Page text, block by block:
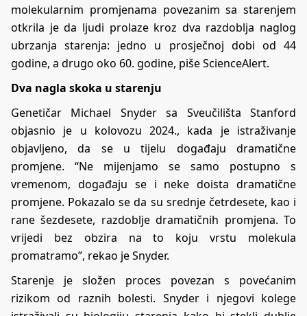
molekularnim promjenama povezanim sa starenjem
otkrila je da ljudi prolaze kroz dva razdoblja naglog
ubrzanja starenja: jedno u prosječnoj dobi od 44
godine, a drugo oko 60. godine, pišeScienceAlert.
Dva nagla skoka u starenju
Genetičar Michael Snyder sa Sveučilišta Stanford
objasnio je u kolovozu 2024., kada je istraživanje
objavljeno, da se u tijelu događaju dramatične
promjene. “Ne mijenjamo se samo postupno s
vremenom, događaju se i neke doista dramatične
promjene. Pokazalo se da su srednje četrdesete, kao i
rane šezdesete, razdoblje dramatičnih promjena. To
vrijedi bez obzira na to koju vrstu molekula
promatramo”, rekao je Snyder.
Starenje je složen proces povezan s povećanim
rizikom od raznih bolesti. Snyder i njegovi kolege